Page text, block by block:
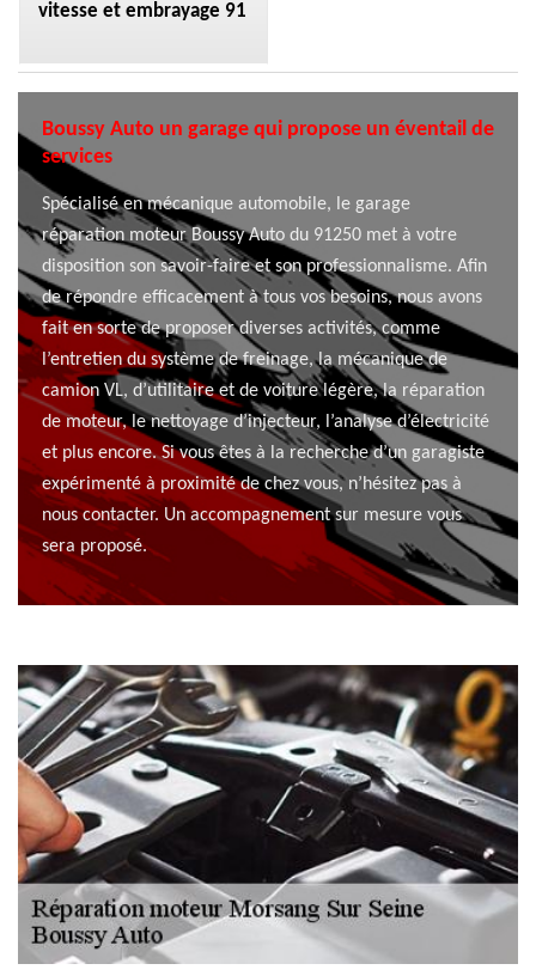
vitesse et embrayage 91
Boussy Auto un garage qui propose un éventail de
services
Spécialisé en mécanique automobile, le garage
réparation moteur Boussy Auto du 91250 met à votre
disposition son savoir-faire et son professionnalisme. Afin
de répondre efficacement à tous vos besoins, nous avons
fait en sorte de proposer diverses activités, comme
l’entretien du système de freinage, la mécanique de
camion VL, d’utilitaire et de voiture légère, la réparation
de moteur, le nettoyage d’injecteur, l’analyse d’électricité
et plus encore. Si vous êtes à la recherche d’un garagiste
expérimenté à proximité de chez vous, n’hésitez pas à
nous contacter. Un accompagnement sur mesure vous
sera proposé.